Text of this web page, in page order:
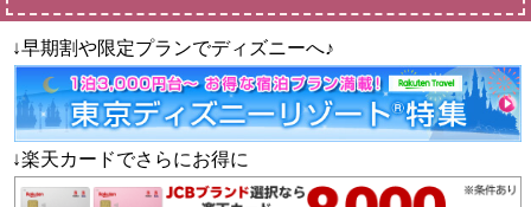
↓早期割や限定プランでディズニーへ♪
↓楽天カードでさらにお得に